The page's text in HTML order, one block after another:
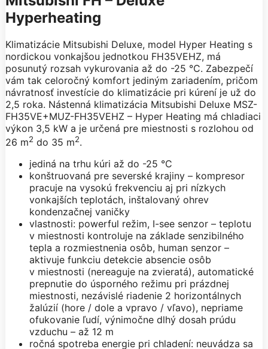
Hyperheating
Klimatizácie Mitsubishi Deluxe, model Hyper Heating s
nordickou vonkajšou jednotkou FH35VEHZ, má
posunutý rozsah vykurovania až do -25 °C. Zabezpečí
vám tak celoročný komfort jediným zariadením, pričom
návratnosť investície do klimatizácie pri kúrení je už do
2,5 roka. Nástenná klimatizácia Mitsubishi Deluxe MSZ-
FH35VE+MUZ-FH35VEHZ – Hyper Heating má chladiaci
výkon 3,5 kW a je určená pre miestnosti s rozlohou od
26 m2 do 35 m2.
jediná na trhu kúri až do -25 °C
konštruovaná pre severské krajiny – kompresor
pracuje na vysokú frekvenciu aj pri nízkych
vonkajších teplotách, inštalovaný ohrev
kondenzačnej vaničky
vlastnosti: powerful režim, I-see senzor – teplotu
v miestnosti kontroluje na základe senzibilného
tepla a rozmiestnenia osôb, human senzor –
aktivuje funkciu detekcie absencie osôb
v miestnosti (nereaguje na zvieratá), automatické
prepnutie do úsporného režimu pri prázdnej
miestnosti, nezávislé riadenie 2 horizontálnych
žalúzií (hore / dole a vpravo / vľavo), nepriame
ofukovanie ľudí, výnimočne dlhý dosah prúdu
vzduchu – až 12 m
ročná spotreba energie pri chladení: neuvádza sa